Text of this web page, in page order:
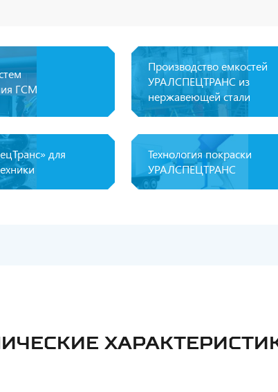
ГСМ
Производство емкостей
УРАЛСПЕЦТРАНС из
нержавеющей стали
для
Технология покраски
УРАЛСПЕЦТРАНС